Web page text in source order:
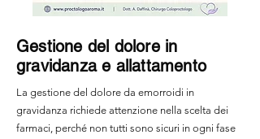
Gestione del dolore in
gravidanza e allattamento
La gestione del dolore da emorroidi in
gravidanza richiede attenzione nella scelta dei
farmaci, perché non tutti sono sicuri in ogni fase